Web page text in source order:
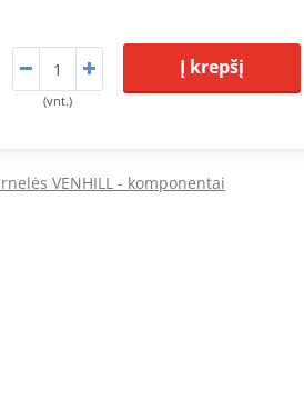
(vnt.)
Į krepšį
VENHILL - komponentai